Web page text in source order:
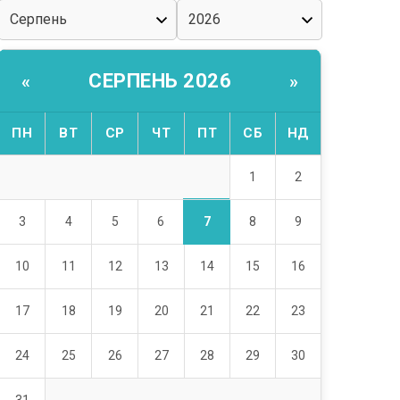
« СЕРПЕНЬ 2026 »
ПН ВТ СР ЧТ ПТ СБ НД
1 2
3 4 5 6 7 8 9
10 11 12 13 14 15 16
17 18 19 20 21 22 23
24 25 26 27 28 29 30